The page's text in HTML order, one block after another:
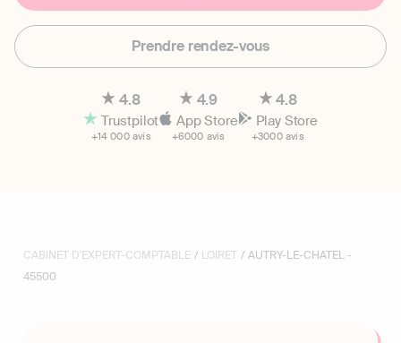
Prendre rendez-vous
4.8
Trustpilot
+14 000 avis
4.9
App Store
+6000 avis
4.8
Play Store
+3000 avis
CABINET D'EXPERT-COMPTABLE / LOIRET / AUTRY-LE-CHATEL -
45500